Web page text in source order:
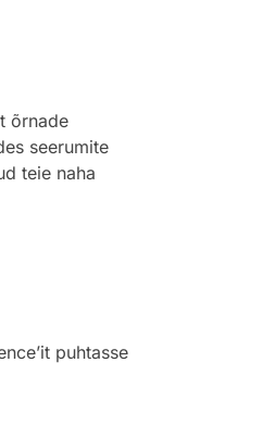
õrnade
seerumite
teie naha
puhtasse